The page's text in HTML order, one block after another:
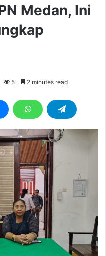
Medan, Ini
5 2 minutes read